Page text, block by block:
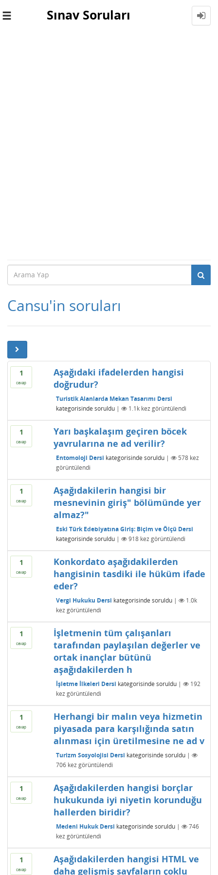
Toggle
Sınav Soruları
Cansu'in soruları
1
cevap
Aşağıdaki ifadelerden hangisi
doğrudur?
Turistik Alanlarda Mekan Tasarımı Dersi
kategorisinde soruldu | 1.1kkez görüntülendi
1
cevap
Yarı başkalaşım geçiren böcek
yavrularına ne ad verilir?
Entomoloji Dersi kategorisinde soruldu | 578kez
görüntülendi
1
cevap
Aşağıdakilerin hangisi bir
mesnevinin giriş" bölümünde yer
almaz?"
Eski Türk Edebiyatına Giriş: Biçim ve Ölçü Dersi
kategorisinde soruldu | 918kez görüntülendi
1
cevap
Konkordato aşağıdakilerden
hangisinin tasdiki ile hüküm ifade
eder?
Vergi Hukuku Dersi kategorisinde soruldu |
1.0k
kez görüntülendi
1
cevap
İşletmenin tüm çalışanları
tarafından paylaşılan değerler ve
ortak inançlar bütünü
aşağıdakilerden h
İşletme İlkeleri Dersi kategorisinde soruldu |
192
kez görüntülendi
1
cevap
Herhangi bir malın veya hizmetin
piyasada para karşılığında satın
alınması için üretilmesine ne ad v
Turizm Sosyolojisi Dersi kategorisinde soruldu |
706kez görüntülendi
1
cevap
Aşağıdakilerden hangisi borçlar
hukukunda iyi niyetin korunduğu
hallerden biridir?
Medeni Hukuk Dersi kategorisinde soruldu |
746
kez görüntülendi
1
cevap
Aşağıdakilerden hangisi HTML ve
daha gelişmiş sayfaların çoklu